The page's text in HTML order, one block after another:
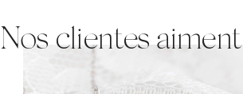
Nos clientes aiment